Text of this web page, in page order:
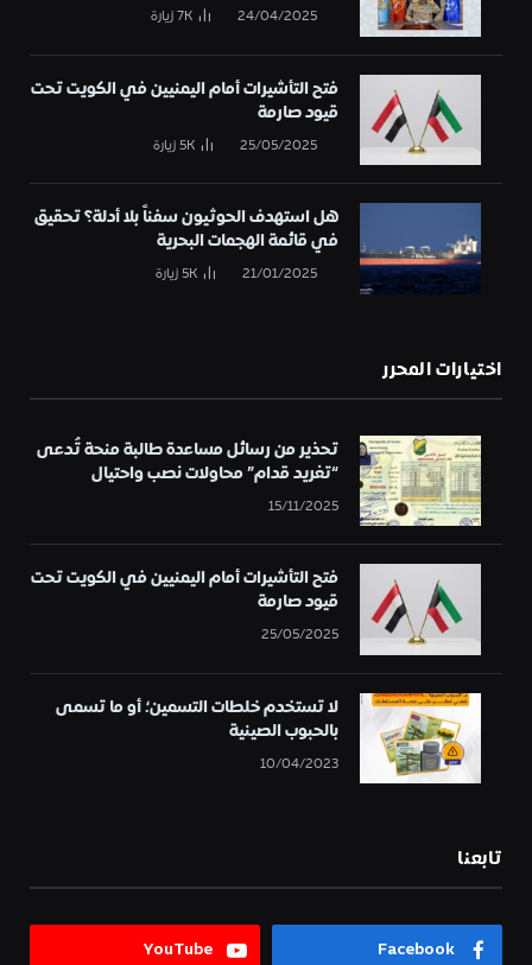
24/04/2025
7Kزيارة
فتح التأشيرات أمام اليمنيين في الكويت تحت
قيود صارمة
25/05/2025
5Kزيارة
هل استهدف الحوثيون سفناً بلا أدلة؟ تحقيق
في قائمة الهجمات البحرية
21/01/2025
5Kزيارة
اختيارات المحرر
تحذير من رسائل مساعدة طالبة منحة تُدعى
“تغريد قدام” محاولات نصب واحتيال
15/11/2025
فتح التأشيرات أمام اليمنيين في الكويت تحت
قيود صارمة
25/05/2025
لا تستخدم خلطات التسمين؛ أو ما تسمى
بالحبوب الصينية
10/04/2023
تابعنا
Facebook
YouTube